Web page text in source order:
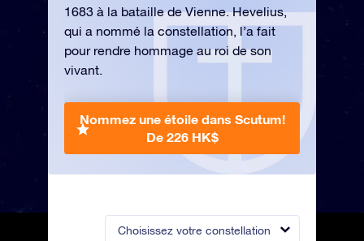
Choisissez votre constellation
1683 à la bataille de Vienne. Hevelius,
qui a nommé la constellation, l’a fait
pour rendre hommage au roi de son
vivant.
Nommez une étoile dans Scutum!
De 226 HK$